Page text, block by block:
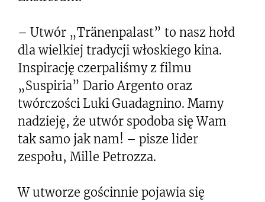
– Utwór „Tränenpalast” to nasz hołd
dla wielkiej tradycji włoskiego kina.
Inspirację czerpaliśmy z filmu
„Suspiria” Dario Argento oraz
twórczości Luki Guadagnino. Mamy
nadzieję, że utwór spodoba się Wam
tak samo jak nam! – pisze lider
zespołu, Mille Petrozza.
W utworze gościnnie pojawia się